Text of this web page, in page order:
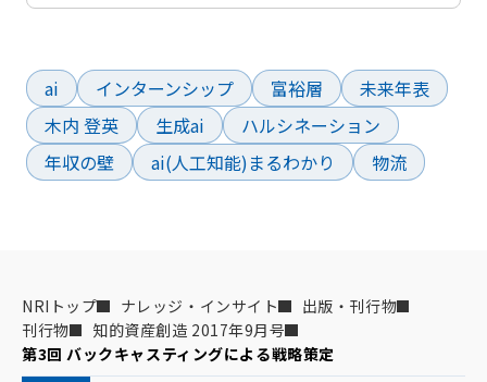
ai
インターンシップ 富裕層
未来年表
木内 登英
生成ai
ハルシネーション
年収の壁
ai(人工知能)まるわかり 物流
NRIトップ ナレッジ・インサイト
出版・刊行物
刊行物
知的資産創造 2017年9月号
第3回 バックキャスティングによる戦略策定